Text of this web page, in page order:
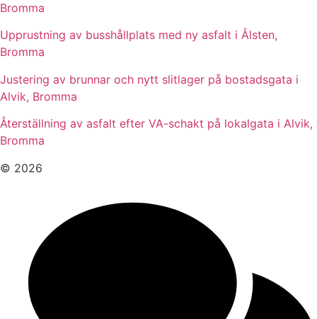
Bromma
Upprustning av busshållplats med ny asfalt i Ålsten,
Bromma
Justering av brunnar och nytt slitlager på bostadsgata i
Alvik, Bromma
Återställning av asfalt efter VA-schakt på lokalgata i Alvik,
Bromma
© 2026